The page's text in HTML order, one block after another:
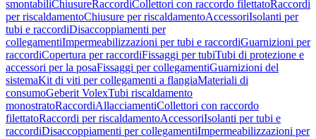
smontabiliChiusureRaccordiCollettori con raccordo filettatoRaccordi
per riscaldamentoChiusure per riscaldamentoAccessoriIsolanti per
tubi e raccordiDisaccoppiamenti per
collegamentiImpermeabilizzazioni per tubi e raccordiGuarnizioni per
raccordiCopertura per raccordiFissaggi per tubiTubi di protezione e
accessori per la posaFissaggi per collegamentiGuarnizioni del
sistemaKit di viti per collegamenti a flangiaMateriali di
consumoGeberit VolexTubi riscaldamento
monostratoRaccordiAllacciamentiCollettori con raccordo
filettatoRaccordi per riscaldamentoAccessoriIsolanti per tubi e
raccordiDisaccoppiamenti per collegamentiImpermeabilizzazioni per